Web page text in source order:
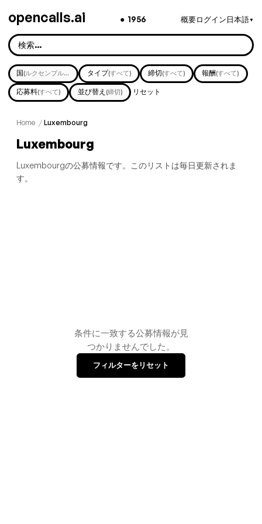
opencalls.ai ● 1956 概要ログイン日本語▼
国 (ルクセンブルク) タイプ(すべて) 締切(すべて) 報酬(すべて)
応募料(すべて) 並び替え (締切) リセット
Home / Luxembourg
Luxembourg
Luxembourgの公募情報です。このリストは毎日更新されま
す。
条件に一致する公募情報が見
つかりませんでした。
フィルターをリセット